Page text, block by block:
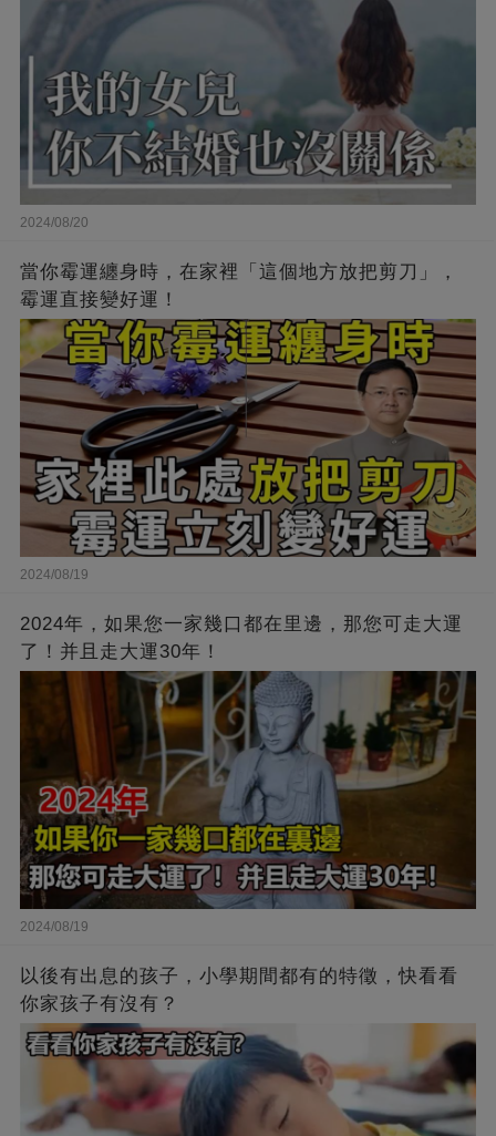
2024/08/20
當你霉運纏身時，在家裡「這個地方放把剪刀」，
霉運直接變好運！
2024/08/19
2024年，如果您一家幾口都在里邊，那您可走大運
了！并且走大運30年！
2024/08/19
以後有出息的孩子，小學期間都有的特徵，快看看
你家孩子有沒有？